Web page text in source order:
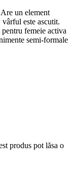
un element
este ascutit.
femeie activa
semi-formale
produs pot lăsa o